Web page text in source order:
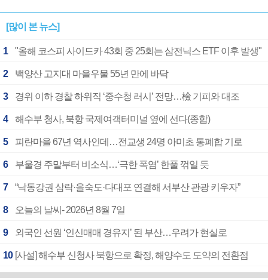
[많이 본 뉴스]
1 "올해 코스피 사이드카 43회 중 25회는 삼전닉스 ETF 이후 발생"
2 백양산 고지대 마을우물 55년 만에 바닥
3 경위 이하 경찰 하위직 ‘중수청 러시’ 전망…檢 기피와 대조
4 해수부 청사, 북항 국제여객터미널 옆에 선다(종합)
5 피란마을 67년 역사인데…전교생 24명 아미초 통폐합 기로
6 부울경 주말부터 비소식…‘극한 폭염’ 한풀 꺾일 듯
7 “낙동강권 삼락·을숙도·다대포 연결해 서부산 관광 키우자”
8 오늘의 날씨- 2026년 8월 7일
9 외국인 선원 ‘인신매매 경유지’ 된 부산…우려가 현실로
10 [사설] 해수부 신청사 북항으로 확정, 해양수도 도약의 전환점